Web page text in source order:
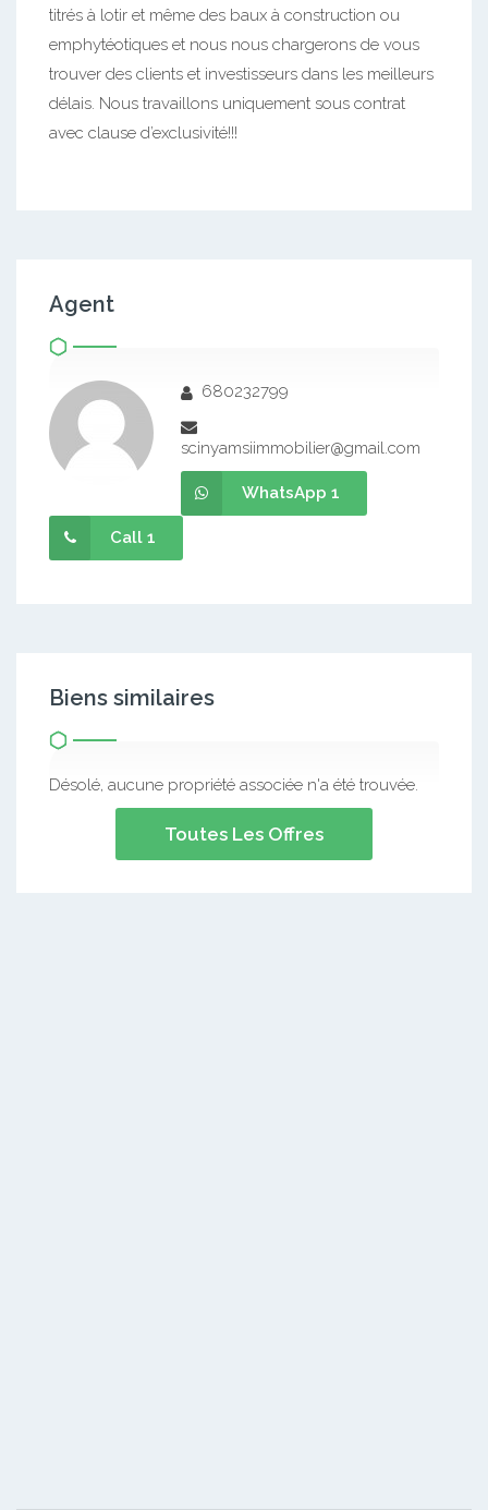
titrés à lotir et même des baux à construction ou
emphytéotiques et nous nous chargerons de vous
trouver des clients et investisseurs dans les meilleurs
délais. Nous travaillons uniquement sous contrat
avec clause d’exclusivité!!!
Agent
680232799
scinyamsiimmobilier@gmail.com
WhatsApp 1
Call 1
Biens similaires
Désolé, aucune propriété associée n'a été trouvée.
Toutes Les Offres